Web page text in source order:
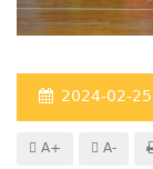
2024-02-25
A+ A-